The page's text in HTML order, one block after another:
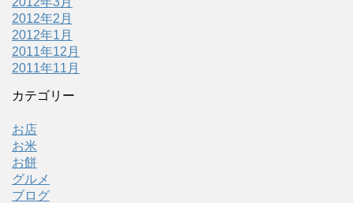
2012年2月
2012年1月
2011年12月
2011年11月
カテゴリー
お店
お米
お餅
グルメ
ブログ